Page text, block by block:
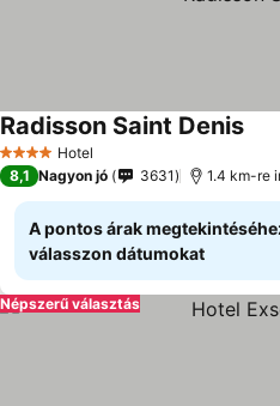
4 KategóriaHotel
Radisson Saint Denis
8,1 Nagyon jó 3631 1.4 km-re
A pontos árak
válasszon dátumokat
Népszerű választás